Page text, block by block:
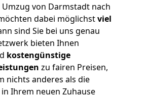
Umzug von Darmstadt nach
dabei möglichstviel
sind Sie bei uns genau
bieten Ihnen
kostengünstige
zu fairen Preisen,
nichts anderes als die
Ihrem neuen Zuhause